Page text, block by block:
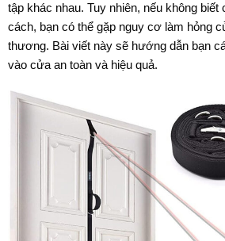
tập khác nhau. Tuy nhiên, nếu không biết
cách, bạn có thể gặp nguy cơ làm hỏng
thương. Bài viết này sẽ hướng dẫn bạn
vào cửa an toàn và hiệu quả.